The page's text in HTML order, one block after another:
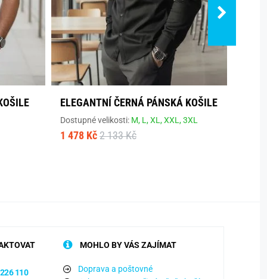
ELEGANTNÍ ČERNÁ PÁNSKÁ KOŠILE
Dostupné velikosti: M, L,XL,XXL,3XL
1 478 Kč 2 133 Kč
110
MOHLO BY VÁS ZAJÍMAT
Doprava a poštovné